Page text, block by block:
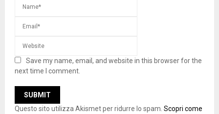
Save my name, email, and website in this browser for the
next time I comment.
Questo sito utilizza Akismet per ridurre lo spam. Scopri come